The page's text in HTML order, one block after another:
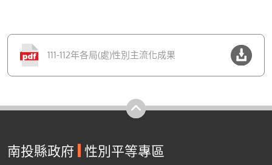
111-112年各局(處)性別主流化成果
南投縣政府 性別平等專區